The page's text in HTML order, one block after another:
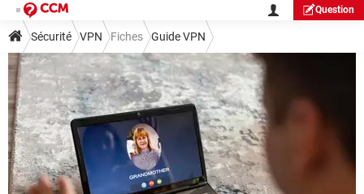
Question
Sécurité VPN Fiches Guide VPN